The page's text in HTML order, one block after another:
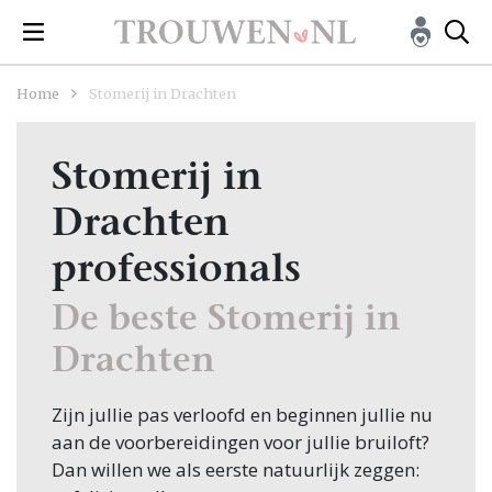
Home Stomerij in Drachten
Stomerij in
Drachten
professionals
De beste Stomerij in
Drachten
Zijn jullie pas verloofd en beginnen jullie nu
aan de voorbereidingen voor jullie bruiloft?
Dan willen we als eerste natuurlijk zeggen: